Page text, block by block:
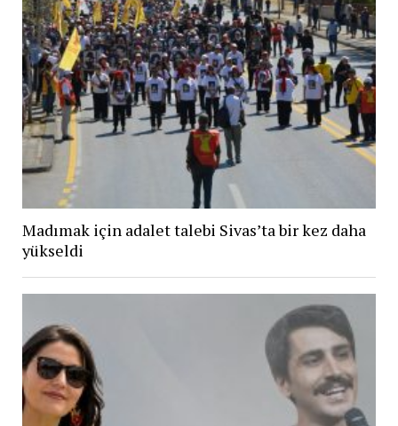
Madımak için adalet talebi Sivas’ta bir kez daha
yükseldi